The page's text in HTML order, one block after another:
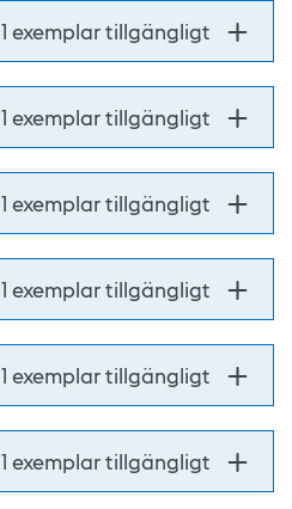
1 exemplar tillgängligt
1 exemplar tillgängligt
1 exemplar tillgängligt
1 exemplar tillgängligt
1 exemplar tillgängligt
1 exemplar tillgängligt